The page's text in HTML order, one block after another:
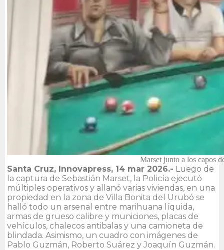
Marset junto a los capos
Santa Cruz, Innovapress, 14 mar 2026.- Luego de
la captura de Sebastián Marset, la Policía ejecutó
múltiples operativos y allanó varias viviendas, en una
propiedad en la zona de Villa Bonita del Urubó se
halló todo un arsenal entre marihuana líquida,
armas de grueso calibre y municiones, placas de
vehículos, chalecos antibalas y una camioneta de
blindada. Asimismo, un cuadro con imágenes de
Pablo Guzmán, Roberto Suárez y Joaquín Guzmán.